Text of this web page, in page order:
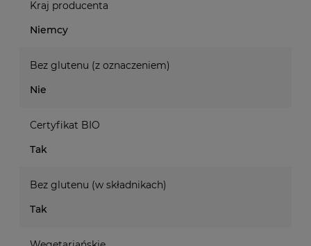
Kraj producenta
Niemcy
Bez glutenu (z oznaczeniem)
Nie
Certyfikat BIO
Tak
Bez glutenu (w składnikach)
Tak